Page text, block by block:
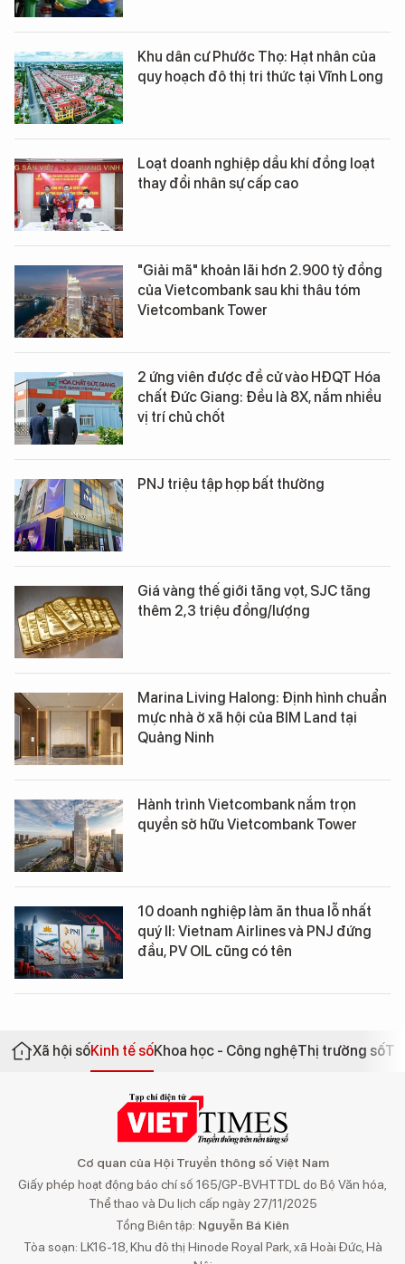
Khu dân cư Phước Thọ: Hạt nhân của
quy hoạch đô thị tri thức tại Vĩnh Long
Loạt doanh nghiệp dầu khí đồng loạt
thay đổi nhân sự cấp cao
"Giải mã" khoản lãi hơn 2.900 tỷ đồng
của Vietcombank sau khi thâu tóm
Vietcombank Tower
2 ứng viên được đề cử vào HĐQT Hóa
chất Đức Giang: Đều là 8X, nắm nhiều
vị trí chủ chốt
PNJ triệu tập họp bất thường
Giá vàng thế giới tăng vọt, SJC tăng
thêm 2,3 triệu đồng/lượng
Marina Living Halong: Định hình chuẩn
mực nhà ở xã hội của BIM Land tại
Quảng Ninh
Hành trình Vietcombank nắm trọn
quyền sở hữu Vietcombank Tower
10 doanh nghiệp làm ăn thua lỗ nhất
quý II: Vietnam Airlines và PNJ đứng
đầu, PV OIL cũng có tên
Xã hội sốKinh tế sốKhoa học - Công nghệThị trường số
Cơ quan của Hội Truyền thông số Việt Nam
Giấy phép hoạt động báo chí số 165/GP-BVHTTDL do Bộ Văn hóa,
Thể thao và Du lịch cấp ngày 27/11/2025
Tổng Biên tập: Nguyễn Bá Kiên
Tòa soạn: LK16-18, Khu đô thị Hinode Royal Park, xã Hoài Đức, Hà